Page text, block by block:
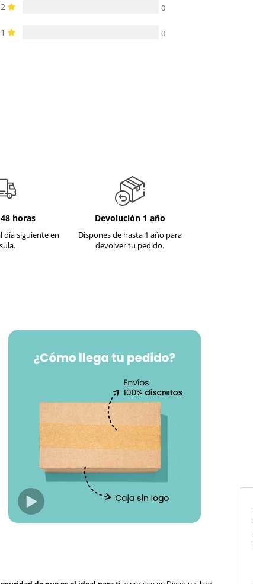
2 0
1 0
horas
día siguiente en
Devolución 1 año
Dispones de hasta 1 año para
devolver tu pedido.